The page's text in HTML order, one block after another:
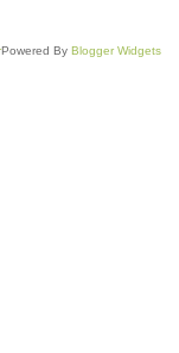
Powered By Blogger Widgets